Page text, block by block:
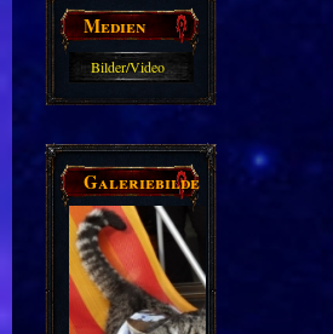
Medien
Bilder/Video
Galeriebilder